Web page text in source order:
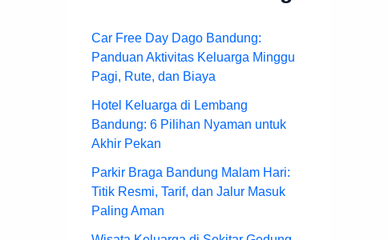
Car Free Day Dago Bandung:
Panduan Aktivitas Keluarga Minggu
Pagi, Rute, dan Biaya
Hotel Keluarga di Lembang
Bandung: 6 Pilihan Nyaman untuk
Akhir Pekan
Parkir Braga Bandung Malam Hari:
Titik Resmi, Tarif, dan Jalur Masuk
Paling Aman